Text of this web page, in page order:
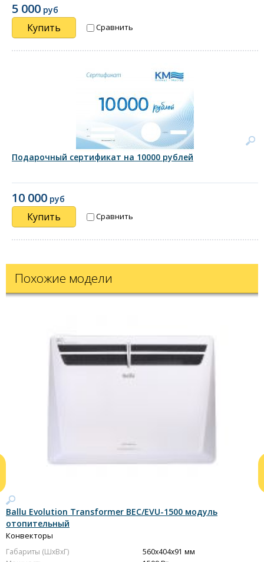
5 000 руб
Купить Сравнить
Подарочный сертификат на 10000 рублей
10 000 руб
Купить Сравнить
Похожие модели
Ballu Evolution Transformer BEC/EVU-1500 модуль
отопительный
Конвекторы
Габариты (ШxВxГ)
560x404x91 мм